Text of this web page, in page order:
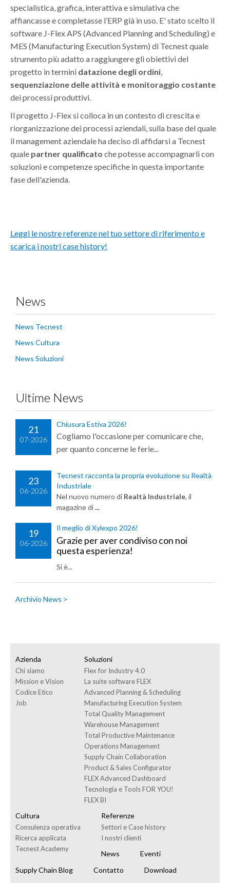
specialistica, grafica, interattiva e simulativa che
affiancasse e completasse l’ERP già in uso. E' stato scelto il
software J-Flex APS (Advanced Planning and Scheduling) e
MES (Manufacturing Execution System) di Tecnest quale
strumento più adatto a raggiungere gli obiettivi del
progetto in termini datazione degli ordini,
sequenziazione delle attività e monitoraggio costante
dei processi produttivi.
Il progetto J-Flex si colloca in un contesto di crescita e
riorganizzazione dei processi aziendali, sulla base del quale
il management aziendale ha deciso di affidarsi a Tecnest
quale partner qualificato che potesse accompagnarli con
soluzioni e competenze specifiche in questa importante
fase dell'azienda.
Leggi le nostre referenze nel tuo settore di riferimento e
scarica i nostri case history!
News
News Tecnest
News Cultura
News Soluzioni
Ultime News
21
07-2026
Chiusura Estiva 2026!
Cogliamo l'occasione per comunicare che,
per quanto concerne le ferie...
23
06-2026
Tecnest racconta la propria evoluzione su Realtà
Industriale
Nel nuovo numero di Realtà Industriale, il
magazine di...
19
06-2026
Il meglio di Xylexpo 2026!
Grazie per aver condiviso con noi
questa esperienza!
Si è...
Archivio News >
Azienda
Chi siamo
Mission e Vision
Codice Etico
Job
Soluzioni
Flex for Industry 4.0
La suite software FLEX
Advanced Planning & Scheduling
Manufacturing Execution System
Total Quality Management
Warehouse Management
Total Productive Maintenance
Operations Management
Supply Chain Collaboration
Product & Sales Configurator
FLEX Advanced Dashboard
Tecnologia e Tools FOR YOU!
FLEX BI
Cultura
Consulenza operativa
Ricerca applicata
Tecnest Academy
Referenze
Settori e Case history
I nostri clienti
News
Eventi
Supply Chain Blog
Contatto
Download